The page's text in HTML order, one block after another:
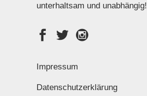
unterhaltsam und unabhängig!
Impressum
Datenschutzerklärung